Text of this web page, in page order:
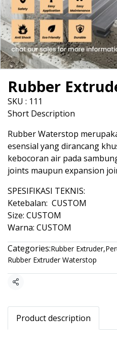
Rubber
SKU : 111
Short Description
Rubber Waterstop
esensial yang dirancang
kebocoran air pada
joints maupun expansion
SPESIFIKASI TEKNIS:
Ketebalan: CUSTOM
Size: CUSTOM
Warna: CUSTOM
Categories:Rubber Extruder,
Rubber Extruder Waterstop
Share
Product description